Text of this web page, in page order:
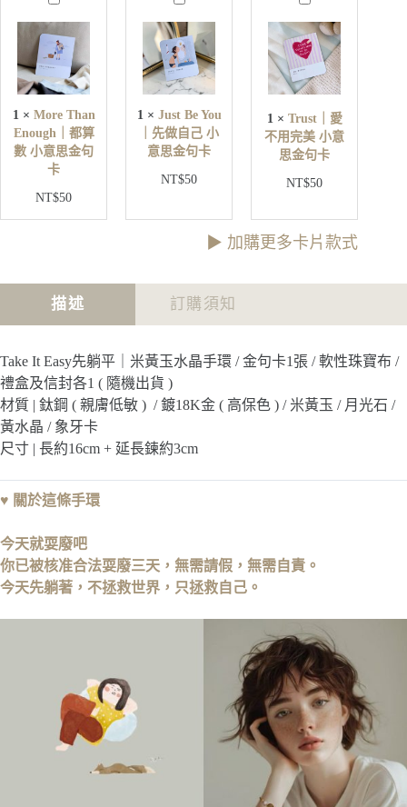
r
T
h
a
E
n
o
u
h
｜
小
意
金
句
卡
1 × More Than
Enough｜都算
數 小意思金句
卡
NT$50
s
t
B
e
Y
u
｜
做
己
金
句
1 × Just Be You
｜先做自己 小
意思金句卡
NT$50
u
s
t
｜
不
用
完
美
思
金
1 × Trust｜愛
不用完美 小意
思金句卡
NT$50
▶︎ 加購更多卡片款式
描述 訂購須知
Take It Easy先躺平｜米黃玉水晶手環 / 金句卡1張 / 軟性珠寶布 /
禮盒及信封各1 ( 隨機出貨 )
材質 | 鈦鋼 ( 親膚低敏 ) / 鍍18K金 ( 高保色 ) / 米黃玉 / 月光石 /
黃水晶 / 象牙卡
尺寸 | 長約16cm + 延長鍊約3cm
♥ 關於這條手環
今天就耍廢吧
你已被核准合法耍廢三天，無需請假，無需自責。
今天先躺著，不拯救世界，只拯救自己。